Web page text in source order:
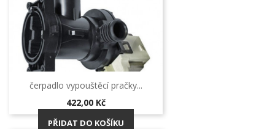
čerpadlo vypouštěcí pračky...
Cena
422,00 Kč
PŘIDAT DO KOŠÍKU